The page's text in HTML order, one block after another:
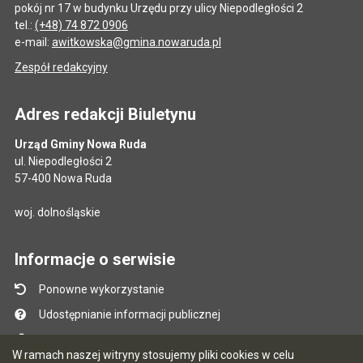
W ramach naszej witryny stosujemy pliki cookies w celu
pokój nr 17 w budynku Urzędu przy ulicy Niepodległości 2
tel.: (+48) 74 872 0906
e-mail: awitkowska@gmina.nowaruda.pl
Zespół redakcyjny
Adres redakcji Biuletynu
Urząd Gminy Nowa Ruda
ul. Niepodległości 2
57-400 Nowa Ruda
woj. dolnośląskie
Informacje o serwisie
Ponowne wykorzystanie
Udostępnianie informacji publicznej